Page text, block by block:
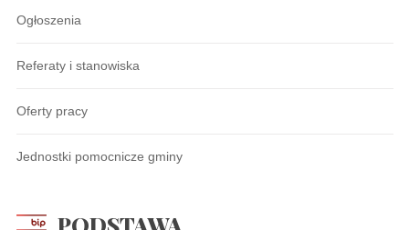
Ogłoszenia
Referaty i stanowiska
Oferty pracy
Jednostki pomocnicze gminy
PODSTAWA